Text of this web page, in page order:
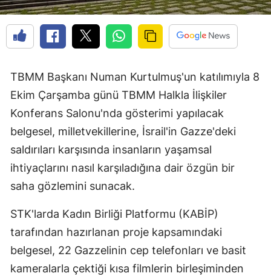
TBMM Başkanı Numan Kurtulmuş'un katılımıyla 8
Ekim Çarşamba günü TBMM Halkla İlişkiler
Konferans Salonu'nda gösterimi yapılacak
belgesel, milletvekillerine, İsrail'in Gazze'deki
saldırıları karşısında insanların yaşamsal
ihtiyaçlarını nasıl karşıladığına dair özgün bir
saha gözlemini sunacak.
STK'larda Kadın Birliği Platformu (KABİP)
tarafından hazırlanan proje kapsamındaki
belgesel, 22 Gazzelinin cep telefonları ve basit
kameralarla çektiği kısa filmlerin birleşiminden